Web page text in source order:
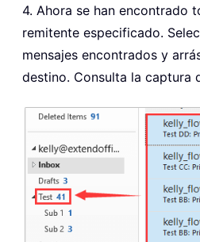
4. Ahora se han encontrado
remitente especificado.
mensajes encontrados y
destino. Consulta la captura